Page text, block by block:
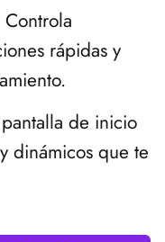
Controla
rápidas y
de inicio
dinámicos que te